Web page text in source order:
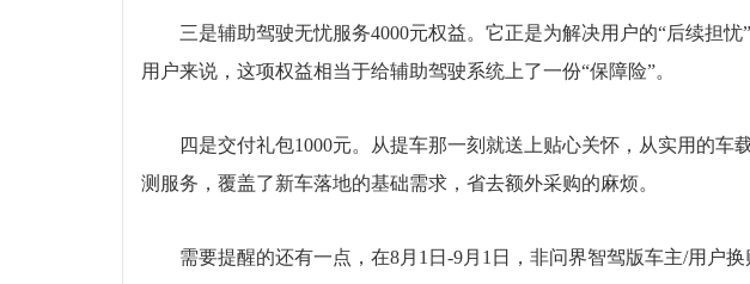
三是辅助驾驶无忧服务4000元权益。它正是为解决用户的“后续担
用户来说，这项权益相当于给辅助驾驶系统上了一份“保障险”。
四是交付礼包1000元。从提车那一刻就送上贴心关怀，从实用的车
测服务，覆盖了新车落地的基础需求，省去额外采购的麻烦。
需要提醒的还有一点，在8月1日-9月1日，非问界智驾版车主/用户